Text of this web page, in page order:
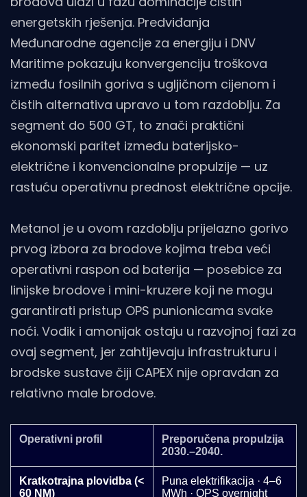
energetskih rješenja. Predviđanja
Međunarodne agencije za energiju i DNV
Maritime pokazuju konvergenciju troškova
između fosilnih goriva s ugljičnom cijenom i
čistih alternativa upravo u tom razdoblju. Za
segment do 500 GT, to znači praktični
ekonomski paritet između baterijsko-
električne i konvencionalne propulzije — uz
rastuću operativnu prednost električne opcije.
Metanol je u ovom razdoblju prijelazno gorivo
prvog izbora za brodove kojima treba veći
operativni raspon od baterija — posebice za
linijske brodove i mini-kruzere koji ne mogu
garantirati pristup OPS punionicama svake
noći. Vodik i amonijak ostaju u razvojnoj fazi za
ovaj segment, jer zahtijevaju infrastrukturu i
brodske sustave čiji CAPEX nije opravdan za
relativno male brodove.
Operativni profil
Preporučena propulzija
2030.–2040.
Kratkotrajna plovidba (<
60 NM)
Puna elektrifikacija · 4–6
MWh · OPS overnight